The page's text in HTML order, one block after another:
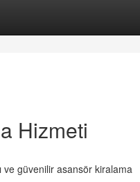
Hizmeti
ve güvenilir asansör kiralama